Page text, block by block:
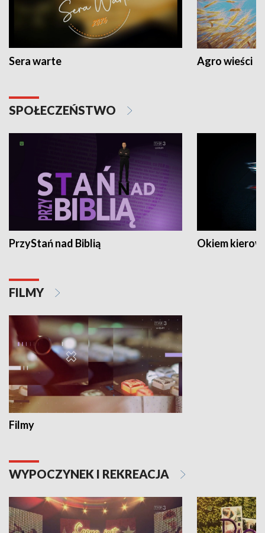
Sera warte Agro wieści
SPOŁECZEŃSTWO
PrzyStań nad Biblią Okiem
FILMY
Filmy
WYPOCZYNEK I REKREACJA